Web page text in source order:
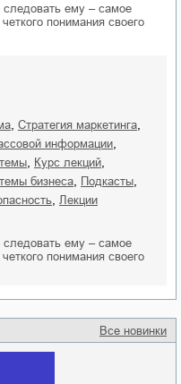
Все новинки
ему – самое
понимания своего
стратегия маркетинга
информации
курс лекций
бизнеса подкасты
лекции
ему – самое
понимания своего